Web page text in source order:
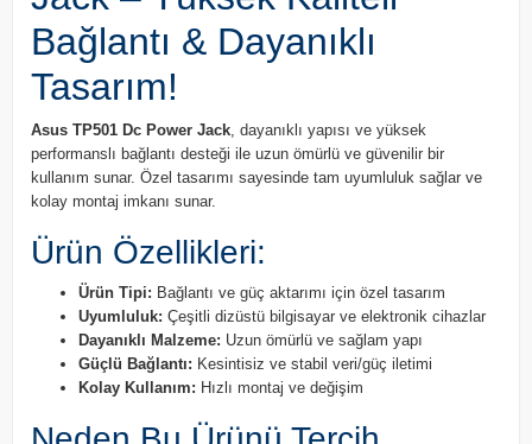
Bağlantı & Dayanıklı
Tasarım!
Asus TP501 Dc Power Jack, dayanıklı yapısı ve yüksek
performanslı bağlantı desteği ile uzun ömürlü ve güvenilir bir
kullanım sunar. Özel tasarımı sayesinde tam uyumluluk sağlar ve
kolay montaj imkanı sunar.
Ürün Özellikleri:
Ürün Tipi: Bağlantı ve güç aktarımı için özel tasarım
Uyumluluk: Çeşitli dizüstü bilgisayar ve elektronik cihazlar
Dayanıklı Malzeme: Uzun ömürlü ve sağlam yapı
Güçlü Bağlantı: Kesintisiz ve stabil veri/güç iletimi
Kolay Kullanım: Hızlı montaj ve değişim